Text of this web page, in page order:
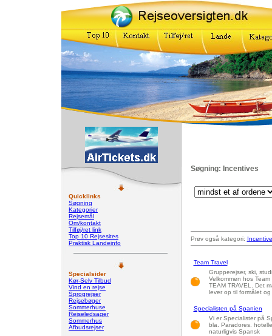
Quicklinks
Søgning
Kategorier
Rejsemål
Om/kontakt
Tilføj/ret link
Top 10 Rejsesites
Praktisk Landeinfo
Specialsider
Kør-Selv Tilbud
Vind en rejse
Sprogrejser
Rejsebøger
Sommerhuse
Rejseledsager
Sommerhus
Afbudsrejser
Søgning: Incentives
Prøv også kategori:
Team Travel
Grupperejser, ski,
Velkommen hos
TEAM TRAVEL. Det
lever op til formålet
Specialisten på Spanien
Vi er Specialister på
bla. Paradores.
naturligvis Spansk